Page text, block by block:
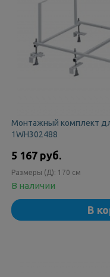
Монтажный комплект
1WH302488
5 167 руб.
Размеры (Д): 170 см
В наличии
В